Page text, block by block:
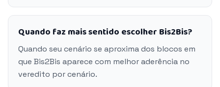
Quando faz mais sentido escolher Bis2Bis?
Quando seu cenário se aproxima dos blocos em
que Bis2Bis aparece com melhor aderência no
veredito por cenário.